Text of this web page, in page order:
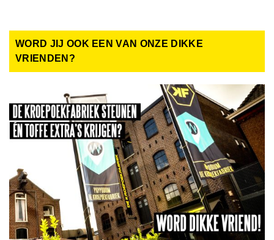
WORD JIJ OOK EEN VAN ONZE DIKKE
VRIENDEN?